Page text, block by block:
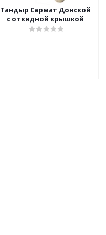
Тандыр Сармат Донской
с откидной крышкой